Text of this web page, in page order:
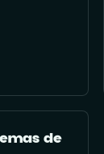
de